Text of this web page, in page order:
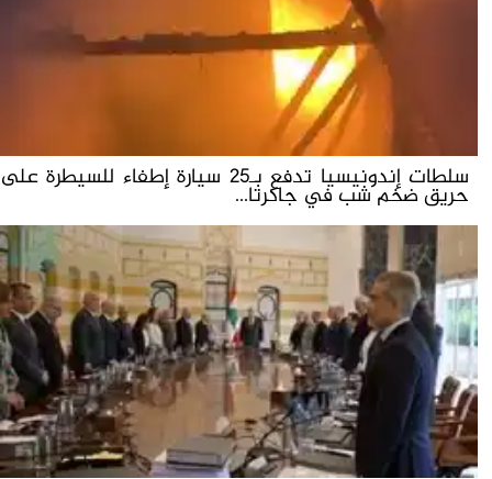
سلطات إندونيسيا تدفع بـ25 سيارة إطفاء للسيطرة على
حريق ضخم شب في جاكرتا...